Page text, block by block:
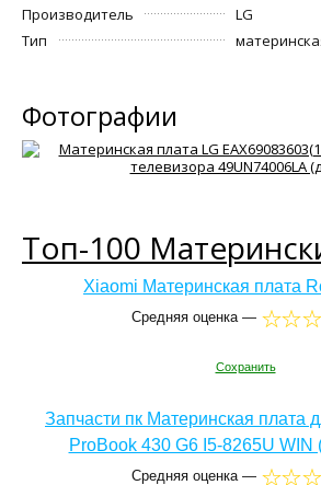
Производитель
LG
Тип
Фотографии
Топ-100
Xiaomi Материнская плата
Средняя оценка —
Сохранить
Запчасти пк Материнская плата
ProBook 430 G6 I5-8265U WIN
Средняя оценка —